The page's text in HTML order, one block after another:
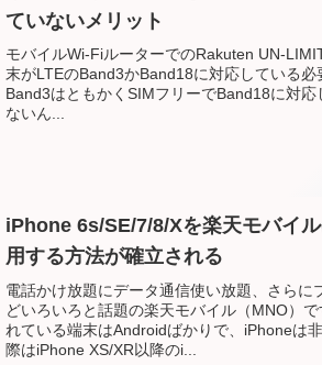
ていないメリット
モバイルWi-FiルーターでのRakuten UN-
末がLTEのBand3かBand18に対応している必
Band3はともかくSIMフリーでBand18に対
ないん...
iPhone 6s/SE/7/8/Xを楽天モバイ
用する方法が確立される
電話かけ放題にデータ通信使い放題、さらに
どいろいろと話題の楽天モバイル（MNO）
れている端末はAndroidばかりで、iPhoneは
際はiPhone XS/XR以降のi...